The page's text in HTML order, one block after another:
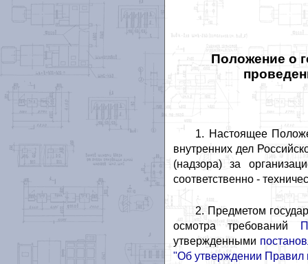
Положение о
1. Настоящее
внутренних дел
(надзора) за
соответственно -
2. Предметом
осмотра требований
утвержденными
"Об утверждении Правил